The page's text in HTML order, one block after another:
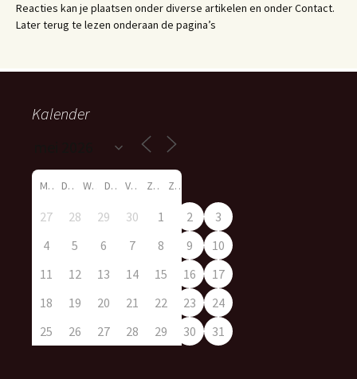
Reacties kan je plaatsen onder diverse artikelen en onder Contact.
Later terug te lezen onderaan de pagina’s
Kalender
M D W D V Z Z
27 28 29 30 1 2
3
4
5 6 7 8 9
10
11
12 13 14 15 16
17
18
19 20 21 22 23
24
25
26 27 28 29 30 31